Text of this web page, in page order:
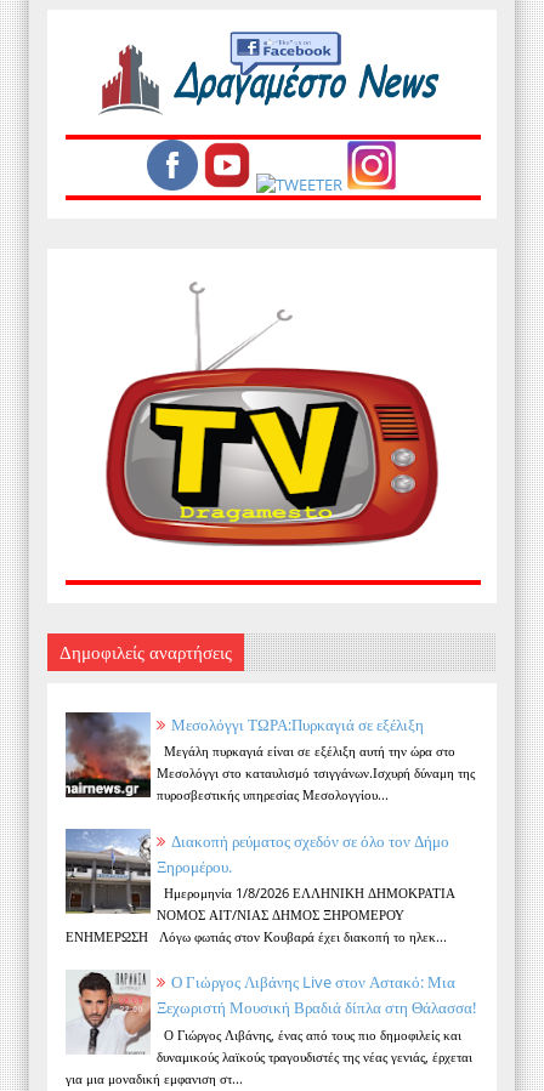
Δημοφιλείς αναρτήσεις
Μεσολόγγι ΤΩΡΑ:Πυρκαγιά σε εξέλιξη
Μεγάλη πυρκαγιά είναι σε εξέλιξη αυτή την ώρα στο
Μεσολόγγι στο καταυλισμό τσιγγάνων.Ισχυρή δύναμη της
πυροσβεστικής υπηρεσίας Μεσολογγίου...
Διακοπή ρεύματος σχεδόν σε όλο τον Δήμο
Ξηρομέρου.
Ημερομηνία 1/8/2026 ΕΛΛΗΝΙΚΗ ΔΗΜΟΚΡΑΤΙΑ
ΝΟΜΟΣ ΑΙΤ/ΝΙΑΣ ΔΗΜΟΣ ΞΗΡΟΜΕΡΟΥ
ΕΝΗΜΕΡΩΣΗ Λόγω φωτιάς στον Κουβαρά έχει διακοπή το ηλεκ...
Ο Γιώργος Λιβάνης Live στον Αστακό: Μια
Ξεχωριστή Μουσική Βραδιά δίπλα στη Θάλασσα!
Ο Γιώργος Λιβάνης, ένας από τους πιο δημοφιλείς και
δυναμικούς λαϊκούς τραγουδιστές της νέας γενιάς, έρχεται
για μια μοναδική εμφανιση στ...